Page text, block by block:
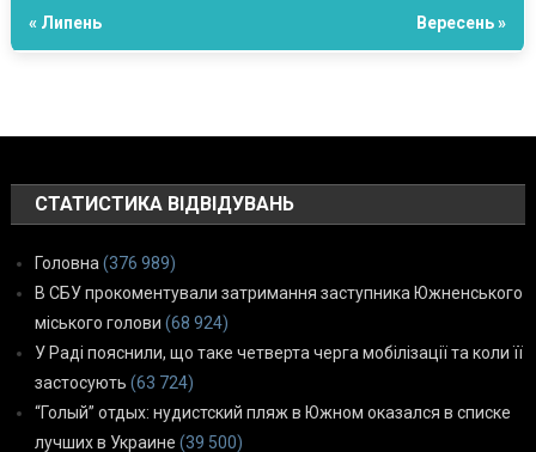
« Липень Вересень »
СТАТИСТИКА ВІДВІДУВАНЬ
Головна (376 989)
В СБУ прокоментували затримання заступника Южненського
міського голови (68 924)
У Раді пояснили, що таке четверта черга мобілізації та коли її
застосують (63 724)
“Голый” отдых: нудистский пляж в Южном оказался в списке
лучших в Украине (39 500)